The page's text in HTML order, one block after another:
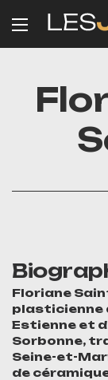
Floriane
plasticienne
Estienne et
Sorbonne,
Seine-et-
de